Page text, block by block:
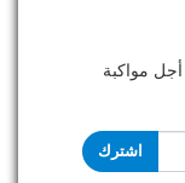
أجل مواكبة
اشترك